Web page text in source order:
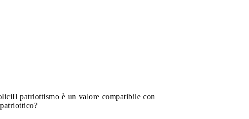
Il patriottismo è un valore compatibile con